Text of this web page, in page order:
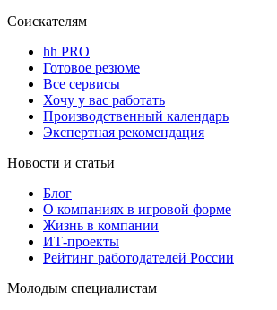
Соискателям
hh PRO
Готовое резюме
Все сервисы
Хочу у вас работать
Производственный календарь
Экспертная рекомендация
Новости и статьи
Блог
О компаниях в игровой форме
Жизнь в компании
ИТ-проекты
Рейтинг работодателей России
Молодым специалистам